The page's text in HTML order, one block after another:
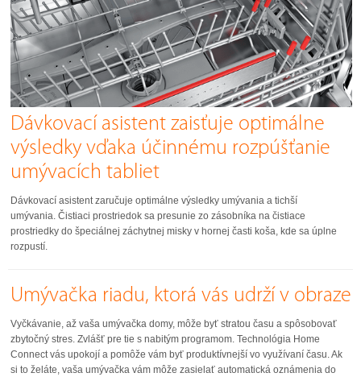
Dávkovací asistent zaisťuje optimálne
výsledky vďaka účinnému rozpúšťanie
umývacích tabliet
Dávkovací asistent zaručuje optimálne výsledky umývania a tichší
umývania. Čistiaci prostriedok sa presunie zo zásobníka na čistiace
prostriedky do špeciálnej záchytnej misky v hornej časti koša, kde sa úplne
rozpustí.
Umývačka riadu, ktorá vás udrží v obraze
Vyčkávanie, až vaša umývačka domy, môže byť stratou času a spôsobovať
zbytočný stres. Zvlášť pre tie s nabitým programom. Technológia Home
Connect vás upokojí a pomôže vám byť produktívnejší vo využívaní času. Ak
si to želáte, vaša umývačka vám môže zasielať automatická oznámenia do